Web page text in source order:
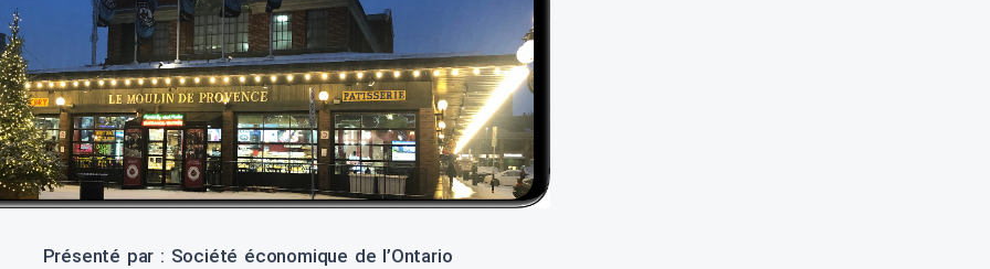
Présenté par : Société économique de l’Ontario